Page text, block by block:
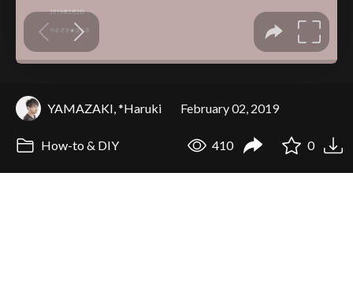
YAMAZAKI, *Haruki February 02, 2019
How-to & DIY 410 0